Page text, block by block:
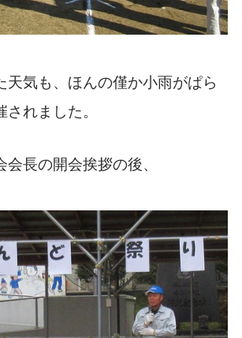
天気も、ほんの僅か小雨がぱら
れました。
長の開会挨拶の後、